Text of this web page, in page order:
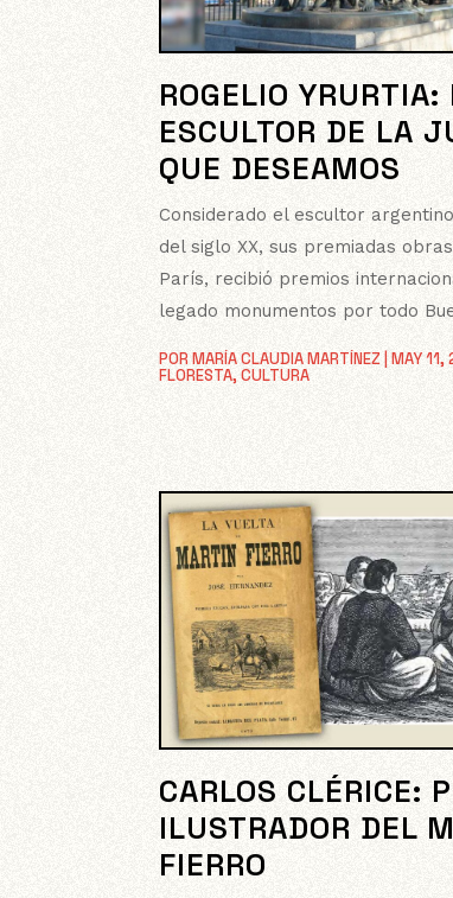
ROGELIO YRURTIA:
ESCULTOR DE LA
QUE DESEAMOS
PORMARÍA CLAUDIA MARTÍNEZ |MAY 11,
FLORESTA,CULTURA
Considerado el escultor
del siglo XX, sus premiadas
París, recibió premios
legado monumentos por todo
CARLOS CLÉRICE:
ILUSTRADOR DEL
FIERRO